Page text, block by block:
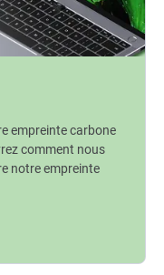
empreinte carbone
comment nous
notre empreinte